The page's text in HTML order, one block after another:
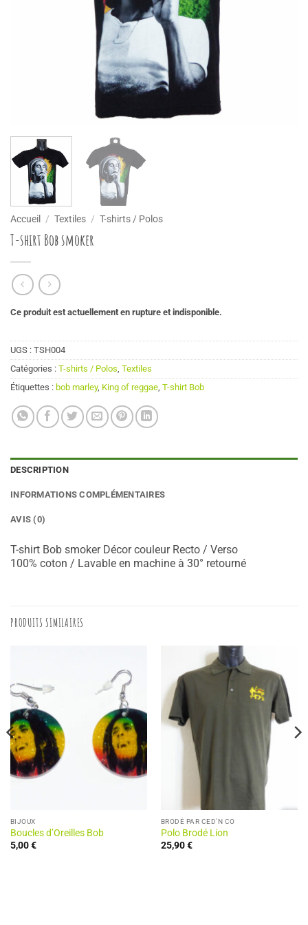
Accueil / Textiles / T-shirts / Polos
T-shirt Bob smoker
Ce produit est actuellement en rupture et indisponible.
UGS : TSH004
Catégories : T-shirts / Polos, Textiles
Étiquettes : bob marley, King of reggae, T-shirt Bob
DESCRIPTION
INFORMATIONS COMPLÉMENTAIRES
AVIS (0)
T-shirt Bob smoker Décor couleur Recto / Verso
100% coton / Lavable en machine à 30° retourné
PRODUITS SIMILAIRES
BIJOUX
Boucles d’Oreilles Bob
5,00€
BRODÉ PAR CED'N CO
Polo Brodé Lion
25,90€